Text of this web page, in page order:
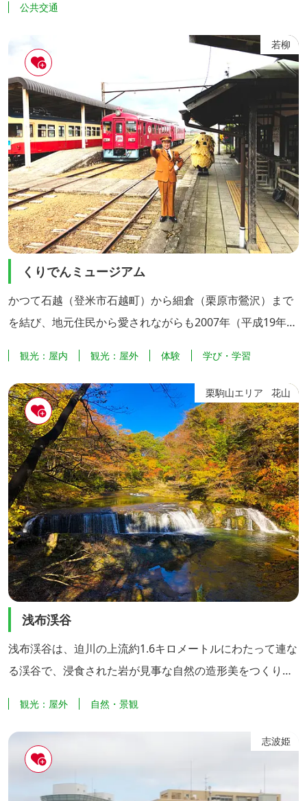
資産である「中尊寺金色堂」や「毛越寺」のほか、数多く
の史跡が残る、歴史と文化が色濃く感じられる町です。 駅
舎に掲げられた駅名表示は金文字で表記されており、「中
尊寺金色堂」を連想させます。
公共交通
若柳
くりでんミュージアム
かつて石越（登米市石越町）から細倉（栗原市鶯沢）まで
を結び、地元住民から愛されながらも2007年（平成19年）
文化を知る上で非常に価値があります。 栗原市は、引き継
いだ車両や建物の資産を活用し、その歴史を後世に伝える
活動として、旧若柳駅では7月から11月までの毎月第2日曜
日、「くりでんイベント」を開催しています。「くりでん
乗車会」や「...
観光：屋内 観光：屋外 体験 学び・学習
栗駒山エリア 花山
浅布渓谷
浅布渓谷は、迫川の上流約1.6キロメートルにわたって連な
る渓谷で、浸食された岩が見事な自然の造形美をつくり出
り、春・夏の美しい緑、秋は鮮やかな紅葉と、一年を通し
て素晴らしい景色を見ることができます。
観光：屋外 自然・景観
志波姫